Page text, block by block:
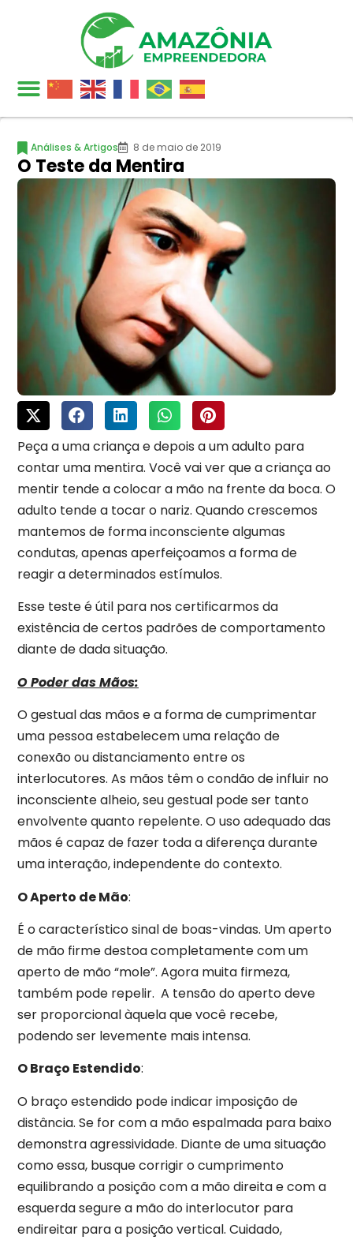
Análises & Artigos 8 de maio de 2019
O Teste da Mentira
Peça a uma criança e depois a um adulto para
contar uma mentira. Você vai ver que a criança ao
mentir tende a colocar a mão na frente da boca. O
adulto tende a tocar o nariz. Quando crescemos
mantemos de forma inconsciente algumas
condutas, apenas aperfeiçoamos a forma de
reagir a determinados estímulos.
Esse teste é útil para nos certificarmos da
existência de certos padrões de comportamento
diante de dada situação.
O Poder das Mãos:
O gestual das mãos e a forma de cumprimentar
uma pessoa estabelecem uma relação de
conexão ou distanciamento entre os
interlocutores. As mãos têm o condão de influir no
inconsciente alheio, seu gestual pode ser tanto
envolvente quanto repelente. O uso adequado das
mãos é capaz de fazer toda a diferença durante
uma interação, independente do contexto.
O Aperto de Mão:
É o característico sinal de boas-vindas. Um aperto
de mão firme destoa completamente com um
aperto de mão “mole”. Agora muita firmeza,
também pode repelir. A tensão do aperto deve
ser proporcional àquela que você recebe,
podendo ser levemente mais intensa.
O Braço Estendido:
O braço estendido pode indicar imposição de
distância. Se for com a mão espalmada para baixo
demonstra agressividade. Diante de uma situação
como essa, busque corrigir o cumprimento
equilibrando a posição com a mão direita e com a
esquerda segure a mão do interlocutor para
endireitar para a posição vertical. Cuidado,